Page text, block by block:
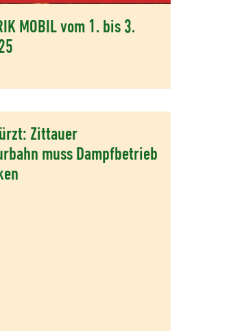
MOBIL vom 1. bis 3.
Zittauer
muss Dampfbetrieb